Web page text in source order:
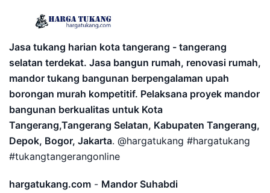
Jasa tukang harian kota tangerang - tangerang
selatan terdekat. Jasa bangun rumah, renovasi rumah,
mandor tukang bangunan berpengalaman upah
borongan murah kompetitif. Pelaksana proyek mandor
bangunan berkualitas untuk Kota
Tangerang,Tangerang Selatan, Kabupaten Tangerang,
Depok, Bogor, Jakarta. @hargatukang #hargatukang
#tukangtangerangonline
hargatukang.com - Mandor Suhabdi